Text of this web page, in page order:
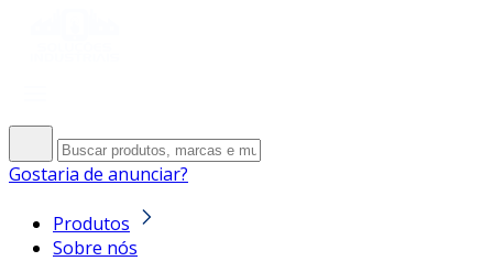
Gostaria de anunciar?
Produtos
Sobre nós